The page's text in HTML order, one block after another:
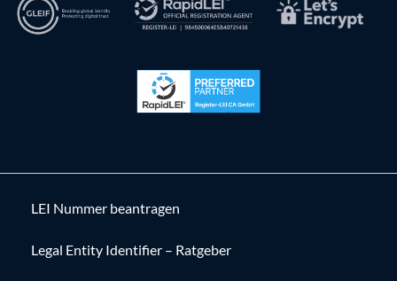
LEI Nummer beantragen
Legal Entity Identifier – Ratgeber